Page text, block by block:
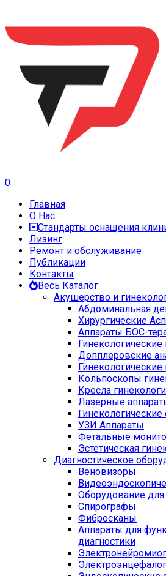
0
Главная
О Нас
Стандарты оснащения
Лизинг
Ремонт и обслуживание
Публикации
Контакты
Весь Каталог
Акушерство и
Абдоминальная
Хирургические
Аппараты БОС-
Допплеровские
Гинекологические
Кольпоскопы
Кресла
Лазерные
УЗИ Аппараты
Фетальные
Эстетическая
Диагностическое
Веновизоры
Оборудование
Спирографы
Фибросканы
Аппараты для
диагностики